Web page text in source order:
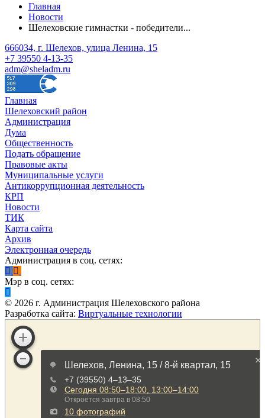
Главная
Новости
Шелеховские гимнастки - победители...
666034, г. Шелехов, улица Ленина, 15
+7 39550 4-13-35
adm@sheladm.ru
Главная
Шелеховский район
Администрация
Дума
Общественность
Подать обращение
Правовые акты
Муниципальные услуги
Антикоррупционная деятельность
КРП
Новости
ТИК
Карта сайта
Архив
Электронная очередь
Администрация в соц. сетях:
Мэр в соц. сетях:
© 2026 г. Администрация Шелеховского района
Разработка сайта: Виртуальные технологии